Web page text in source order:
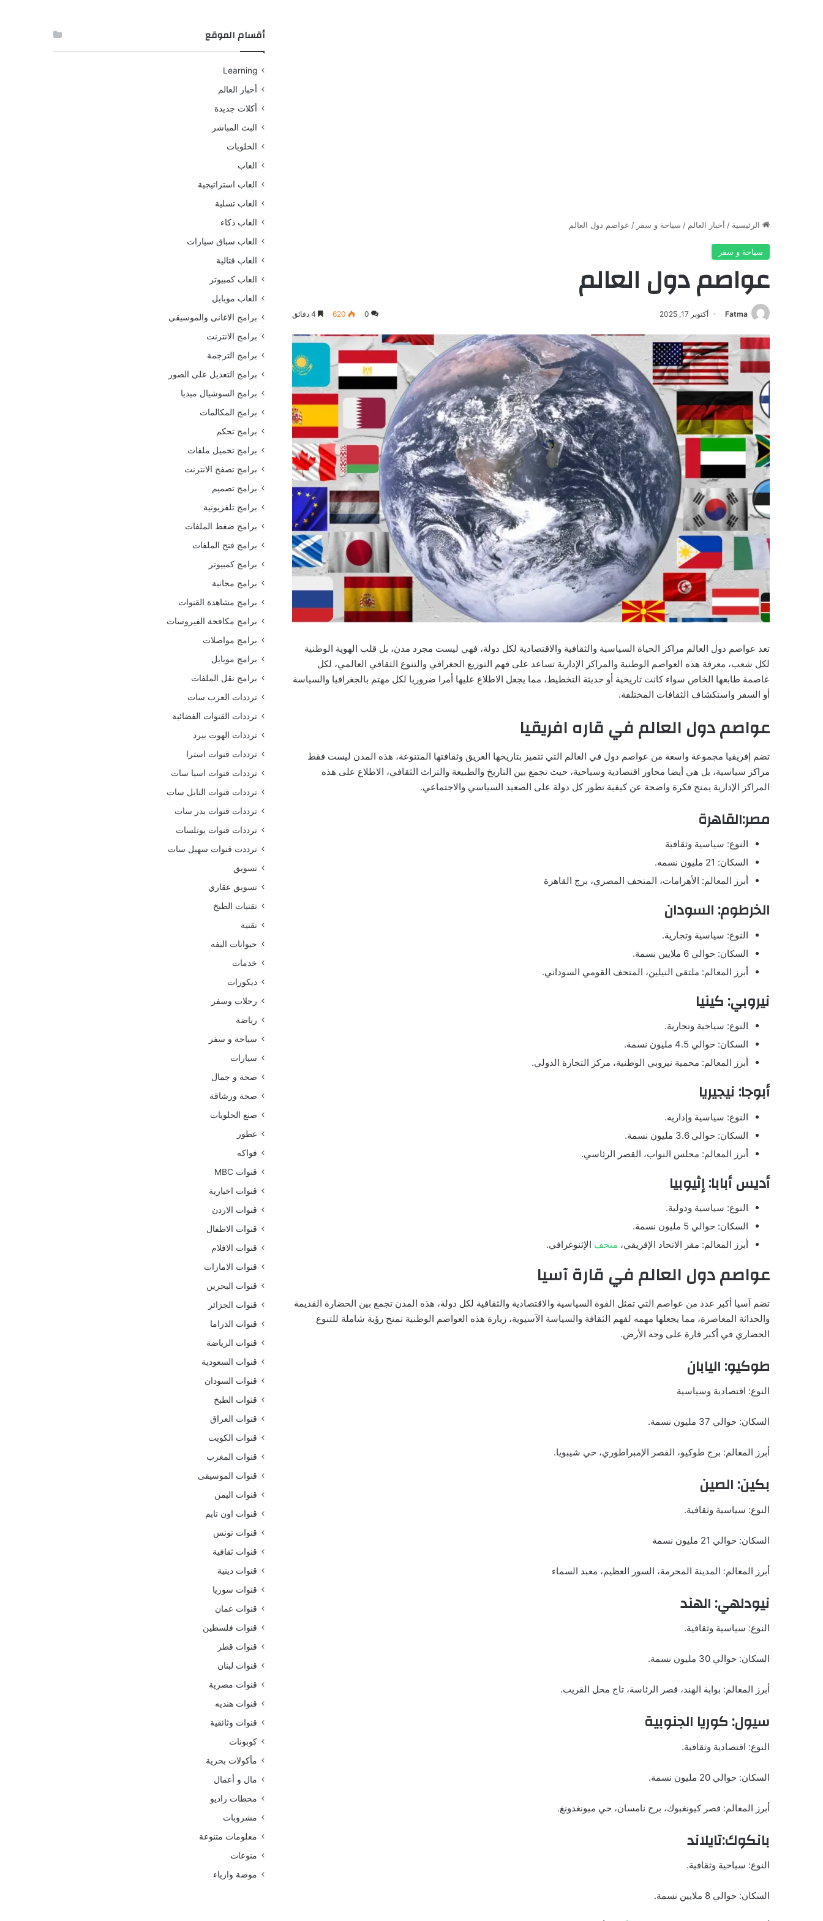
الرئيسية / أخبار العالم / سياحة و سفر / عواصم دول العالم
سياحة و سفر
عواصم دول العالم
Fatma أكتوبر 17, 2025 0
620
تعد عواصم دول العالم مراكز الحياة السياسية والثقافية والاقتصادية لكل دولة، فهي ليست مجرد مدن، بل قلب الهوية الوطنية
لكل شعب، معرفة هذه العواصم الوطنية والمراكز الإدارية تساعد على فهم التوزيع الجغرافي والتنوع الثقافي العالمي، لكل
عاصمة طابعها الخاص سواء كانت تاريخية أو حديثة التخطيط، مما يجعل الاطلاع عليها أمرا ضروريا لكل مهتم بالجغرافيا والسياسة
أو السفر واستكشاف الثقافات المختلفة.
عواصم دول العالم في قاره افريقيا
تضم إفريقيا مجموعة واسعة من عواصم دول في العالم التي تتميز بتاريخها العريق وثقافتها المتنوعة، هذه المدن ليست فقط
مراكز سياسية، بل هي أيضا محاور اقتصادية وسياحية، حيث تجمع بين التاريخ والطبيعة والتراث الثقافي، الاطلاع على هذه
المراكز الإدارية يمنح فكرة واضحة عن كيفية تطور كل دولة على الصعيد السياسي والاجتماعي.
مصر:القاهرة
النوع: سياسية وثقافية
السكان: 21 مليون نسمه.
أبرز المعالم: الأهرامات، المتحف المصري، برج القاهرة
الخرطوم: السودان
النوع: سياسية وتجارية.
السكان: حوالي 6 ملايين نسمة.
أبرز المعالم: ملتقى النيلين، المتحف القومي السوداني.
نيروبي: كينيا
النوع: سياحية وتجارية.
السكان: حوالي 4.5 مليون نسمة.
أبرز المعالم: محمية نيروبي الوطنية، مركز التجارة الدولي.
أبوجا: نيجيريا
النوع: سياسية وإداريه.
السكان: حوالي 3.6 مليون نسمة.
أبرز المعالم: مجلس النواب، القصر الرئاسي.
أديس أبابا: إثيوبيا
النوع: سياسية ودولية.
السكان: حوالي 5 مليون نسمة.
أبرز المعالم: مقر الاتحاد الإفريقي، متحف الإثنوغرافي.
عواصم دول العالم في قارة آسيا
تضم آسيا أكبر عدد من عواصم التي تمثل القوة السياسية والاقتصادية والثقافية لكل دولة، هذه المدن تجمع بين الحضارة القديمة
والحداثة المعاصرة، مما يجعلها مهمه لفهم الثقافة والسياسة الآسيوية، زيارة هذه العواصم الوطنية تمنح رؤية شاملة للتنوع
الحضاري في أكبر قارة على وجه الأرض.
طوكيو: اليابان
النوع: اقتصادية وسياسية
السكان: حوالي 37 مليون نسمة.
أبرز المعالم: برج طوكيو، القصر الإمبراطوري، حي شيبويا.
بكين: الصين
النوع: سياسية وثقافية.
السكان: حوالي 21 مليون نسمة
أبرز المعالم: المدينة المحرمة، السور العظيم، معبد السماء
نيودلهي: الهند
النوع: سياسية وثقافية.
السكان: حوالي 30 مليون نسمة.
أبرز المعالم: بوابة الهند، قصر الرئاسة، تاج محل القريب.
سيول: كوريا الجنوبية
النوع: اقتصادية وثقافية.
السكان: حوالي 20 مليون نسمة.
أبرز المعالم: قصر كيونغبوك، برج نامسان، حي ميونغدونغ.
بانكوك:تايلاند
النوع: سياحية وثقافية.
السكان: حوالي 8 ملايين نسمة.
أقسام الموقع
Learning
أخبار العالم
أكلات جديدة
البث المباشر
الحلويات
العاب
العاب استراتيجية
العاب تسلية
العاب ذكاء
العاب سباق سيارات
العاب قتالية
العاب كمبيوتر
العاب موبايل
برامج الاغانى والموسيقى
برامج الانترنت
برامج الترجمة
برامج التعديل على الصور
برامج السوشيال ميديا
برامج المكالمات
برامج تحكم
برامج تحميل ملفات
برامج تصفح الانترنت
برامج تصميم
برامج تلفزيونية
برامج ضغط الملفات
برامج فتح الملفات
برامج كمبيوتر
برامج مجانية
برامج مشاهدة القنوات
برامج مكافحة الفيروسات
برامج مواصلات
برامج موبايل
برامج نقل الملفات
ترددات العرب سات
ترددات القنوات الفضائية
ترددات الهوت بيرد
ترددات قنوات استرا
ترددات قنوات اسيا سات
ترددات قنوات النايل سات
ترددات قنوات بدر سات
ترددات قنوات يوتلسات
ترددت قنوات سهيل سات
تسويق
تسويق عقاري
تقنيات الطبخ
تقنية
حيوانات اليفه
خدمات
ديكورات
رحلات وسفر
رياضة
سياحة و سفر
سيارات
صحة و جمال
صحة ورشاقة
صنع الحلويات
عطور
فواكه
قنوات MBC
قنوات اخبارية
قنوات الاردن
قنوات الاطفال
قنوات الافلام
قنوات الامارات
قنوات البحرين
قنوات الجزائر
قنوات الدراما
قنوات الرياضة
قنوات السعودية
قنوات السودان
قنوات الطبخ
قنوات العراق
قنوات الكويت
قنوات المغرب
قنوات الموسيقى
قنوات اليمن
قنوات اون تايم
قنوات تونس
قنوات ثقافية
قنوات دينية
قنوات سوريا
قنوات عمان
قنوات فلسطين
قنوات قطر
قنوات لبنان
قنوات مصرية
قنوات هنديه
قنوات وثائقية
كوبونات
مأكولات بحرية
مال و أعمال
محطات راديو
مشروبات
معلومات متنوعة
منوعات
موضة وازياء